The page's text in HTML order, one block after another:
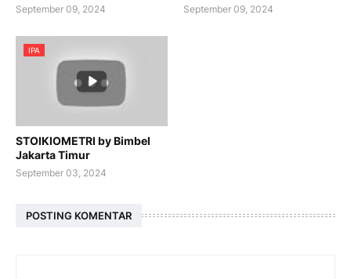
September 09, 2024 September 09, 2024
IPA
STOIKIOMETRI by Bimbel
Jakarta Timur
September 03, 2024
POSTING KOMENTAR